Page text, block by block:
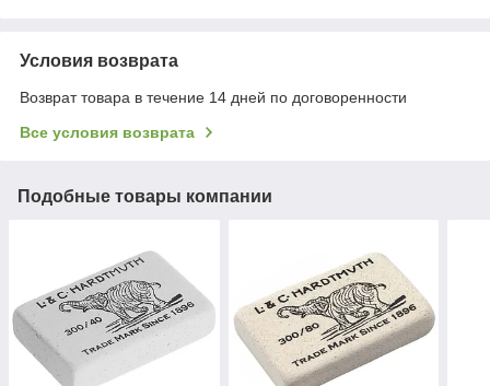
Условия возврата
Возврат товара в течение 14 дней по договоренности
Все условия возврата
Подобные товары компании